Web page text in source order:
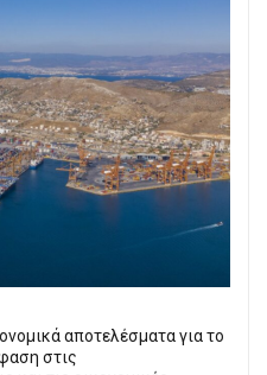
αποτελέσματα για το
στις